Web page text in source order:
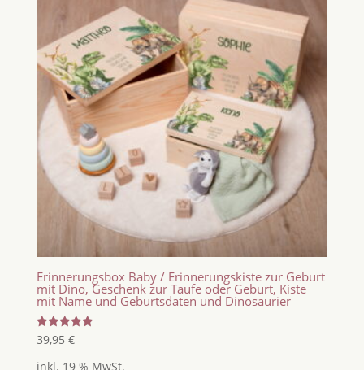
Erinnerungsbox Baby / Erinnerungskiste zur Geburt
mit Dino, Geschenk zur Taufe oder Geburt, Kiste
mit Name und Geburtsdaten und Dinosaurier
Bewertet
mit
von 5
39,95 €
inkl. 19 % MwSt.